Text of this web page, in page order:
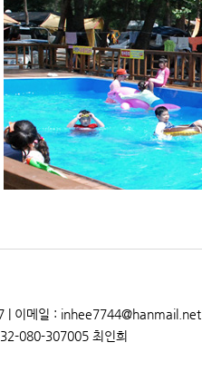
| 이메일 : inhee7744@hanmail.net
080-307005 최인희